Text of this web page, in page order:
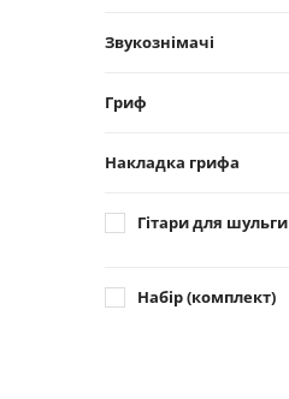
Звукознімачі
Гриф
Накладка грифа
Гітари для шульги
Набір (комплект)